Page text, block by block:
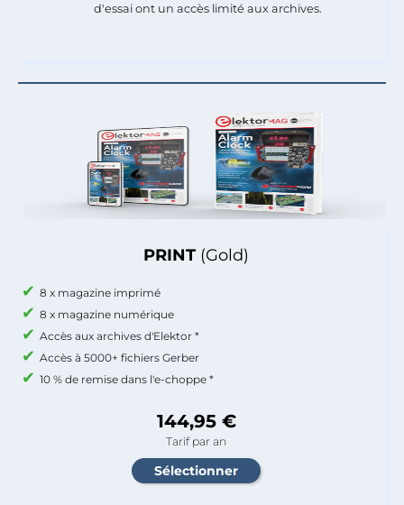
PRINT (Gold)
8 x magazine imprimé
8 x magazine numérique
Accès aux archives d'Elektor *
Accès à 5000+ fichiers Gerber
10 % de remise dans l'e-choppe *
144,95 €
Tarif par an
d'essai ont un accès limité aux archives.